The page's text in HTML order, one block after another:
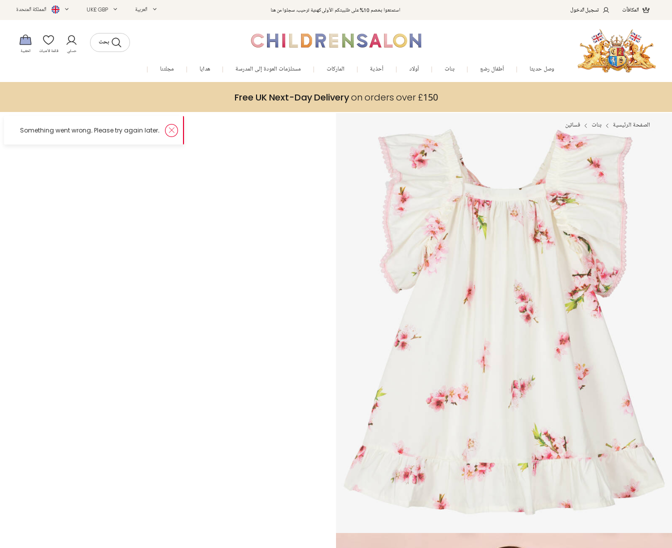
استمتعوا بخصم 10% على طلبيتكم الأولى كهدية ترحيب. سجلوا من هنا المكافآت تسجيل الدخول العربية UK£ GBP المملكة المتحدة
بحث
حسابي قائمة الأمنيات الحقيبة
وصل حديثا أطفال رضع بنات أولاد أحذية الماركات مستلزمات العودة إلى المدرسة هدايا مجلتنا
Free UK Next-Day Deliveryon orders over £150
الصفحة الرئيسية بنات فساتين